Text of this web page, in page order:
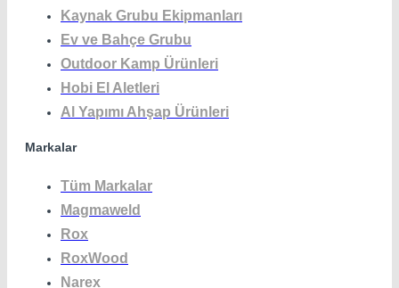
Kaynak Grubu Ekipmanları
Ev ve Bahçe Grubu
Outdoor Kamp Ürünleri
Hobi El Aletleri
Al Yapımı Ahşap Ürünleri
Markalar
Tüm Markalar
Magmaweld
Rox
RoxWood
Narex